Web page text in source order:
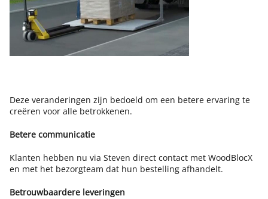
Deze veranderingen zijn bedoeld om een betere ervaring te
creëren voor alle betrokkenen.
Betere communicatie
Klanten hebben nu via Steven direct contact met WoodBlocX
en met het bezorgteam dat hun bestelling afhandelt.
Betrouwbaardere leveringen